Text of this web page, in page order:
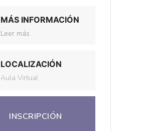
MÁS INFORMACIÓN
Leer más
LOCALIZACIÓN
Aula Virtual
INSCRIPCIÓN